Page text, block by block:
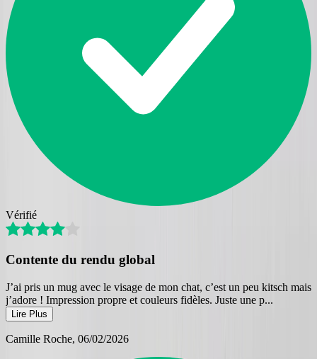
Vérifié
Contente du rendu global
J’ai pris un mug avec le visage de mon chat, c’est un peu kitsch mais
j’adore ! Impression propre et couleurs fidèles. Juste une p...
Lire Plus
Camille Roche, 06/02/2026